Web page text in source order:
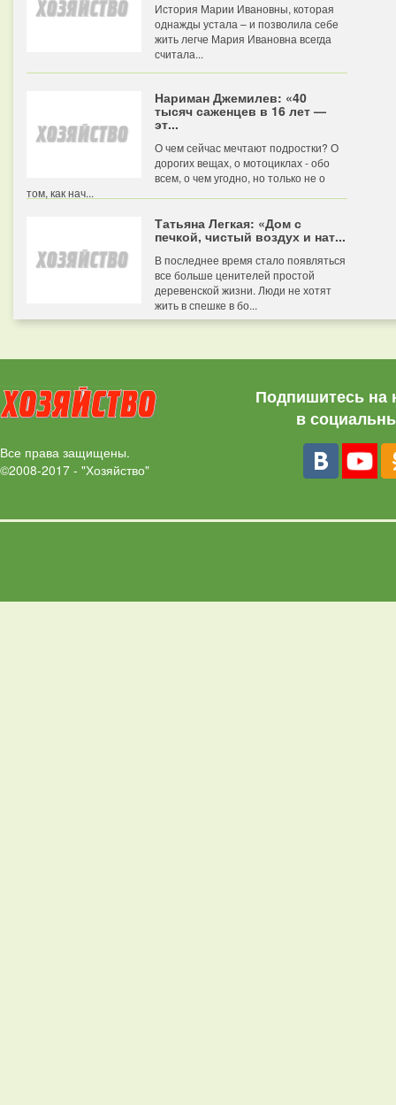
История Марии Ивановны, которая
однажды устала – и позволила себе
жить легче Мария Ивановна всегда
считала...
Нариман Джемилев: «40
тысяч саженцев в 16 лет —
эт...
О чем сейчас мечтают подростки? О
дорогих вещах, о мотоциклах - обо
всем, о чем угодно, но только не о
том, как нач...
Татьяна Легкая: «Дом с
печкой, чистый воздух и нат...
В последнее время стало появляться
все больше ценителей простой
деревенской жизни. Люди не хотят
жить в спешке в бо...
Все права защищены.
©2008-2017 - "Хозяйство"
Подпишитесь на
в